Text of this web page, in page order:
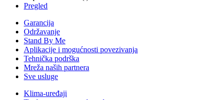
Pregled
Garancija
Održavanje
Stand By Me
Aplikacije i mogućnosti povezivanja
Tehnička podrška
Mreža naših partnera
Sve usluge
Klima-uređaji